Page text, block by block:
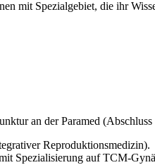
mit Spezialgebiet, die ihr
an der Paramed
Reproduktionsmedizin).
Spezialisierung auf TCM-